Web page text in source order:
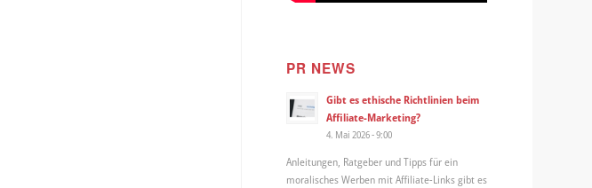
PR NEWS
Gibt es ethische Richtlinien beim
Affiliate-Marketing?
4. Mai 2026 - 9:00
Anleitungen, Ratgeber und Tipps für ein
moralisches Werben mit Affiliate-Links gibt es